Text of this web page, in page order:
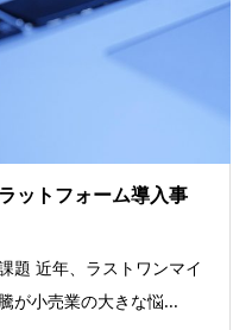
ットフォーム導入事
題 近年、ラストワンマイ
が小売業の大きな悩...